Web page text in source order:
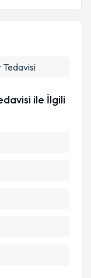
belirtilen
Tedavisi
ile İlgili